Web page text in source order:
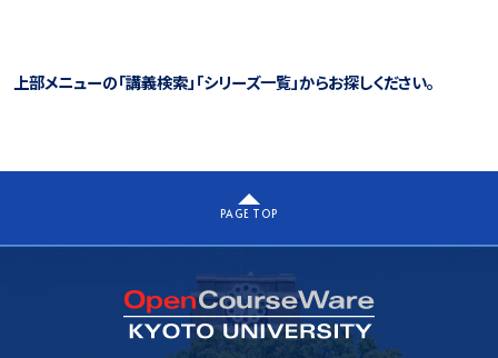
上部メニューの「講義検索」「シリーズ一覧」からお探しください。
PAGE TOP